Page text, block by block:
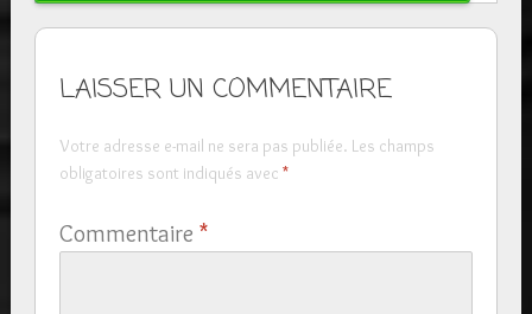
LAISSER UN COMMENTAIRE
Votre adresse e-mail ne sera pas publiée. Les champs
obligatoires sont indiqués avec *
Commentaire *